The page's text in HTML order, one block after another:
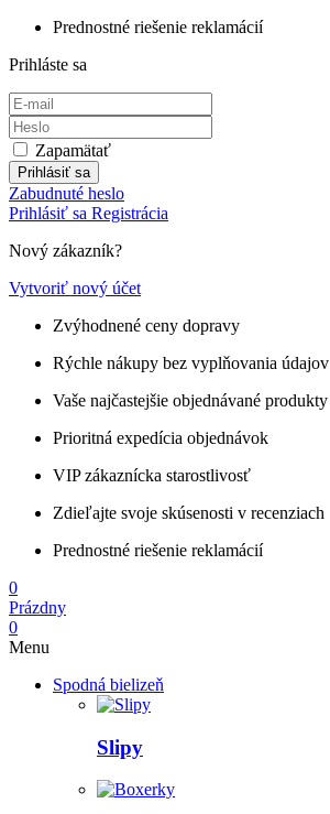
Prednostné riešenie reklamácií
Prihláste sa
Zapamätať
Prihlásiť sa
Zabudnuté heslo
Prihlásiť sa Registrácia
Nový zákazník?
Vytvoriť nový účet
Zvýhodnené ceny dopravy
Rýchle nákupy bez vyplňovania údajov
Vaše najčastejšie objednávané produkty
Prioritná expedícia objednávok
VIP zákaznícka starostlivosť
Zdieľajte svoje skúsenosti v recenziach
Prednostné riešenie reklamácií
0
Prázdny
0
Menu
Spodná bielizeň
Slipy